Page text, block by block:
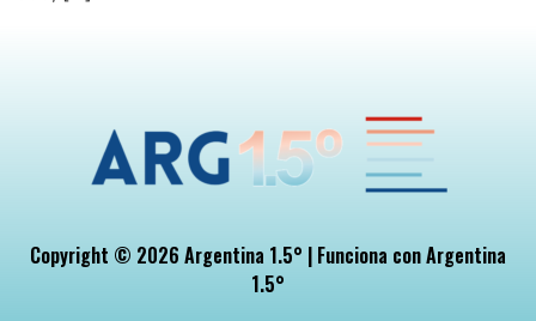
Copyright © 2026 Argentina 1.5° | Funciona con Argentina
1.5°